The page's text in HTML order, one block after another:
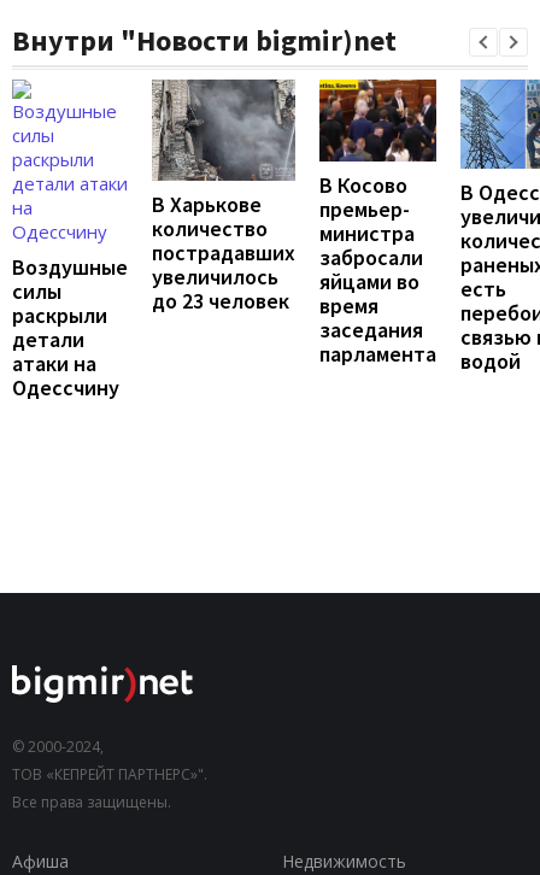
Внутри "Новости bigmir)net
Воздушные
силы
раскрыли
детали
атаки на
Одессчину
В Харькове
количество
пострадавших
увеличилось
до 23 человек
В Косово
премьер-
министра
забросали
яйцами во
время
заседания
парламента
В
есть
связью
водой
© 2000-2024,
ТОВ «КЕПРЕЙТ ПАРТНЕРС»".
Все права защищены.
Афиша
Недвижимость